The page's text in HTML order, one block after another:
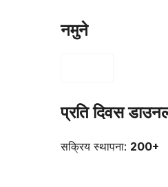
नमुने
प्रति दिवस
सक्रिय स्थापना: 200+